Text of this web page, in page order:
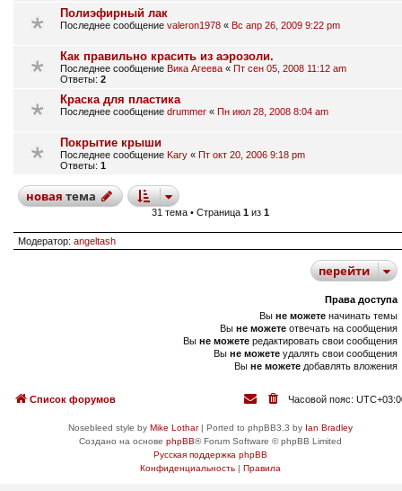
Полиэфирный лак
Последнее сообщение valeron1978 « Вс апр 26, 2009 9:22 pm
Как правильно красить из аэрозоли.
Последнее сообщение Вика Агеева « Пт сен 05, 2008 11:12 am
Ответы: 2
Краска для пластика
Последнее сообщение drummer « Пн июл 28, 2008 8:04 am
Покрытие крыши
Последнее сообщение Kary « Пт окт 20, 2006 9:18 pm
Ответы: 1
новаятема
31 тема • Страница 1из 1
Модератор: angeltash
перейти
Права доступа
Вы не можете начинать темы
Вы не можете отвечать на сообщения
Вы не можете редактировать свои сообщения
Вы не можете удалять свои сообщения
Вы не можете добавлять вложения
Список форумов Часовой пояс:
Nosebleed style by Mike Lothar| Ported to phpBB3.3 by Ian Bradley
Создано на основе phpBB® Forum Software © phpBB Limited
Русская поддержка phpBB
Конфиденциальность| Правила